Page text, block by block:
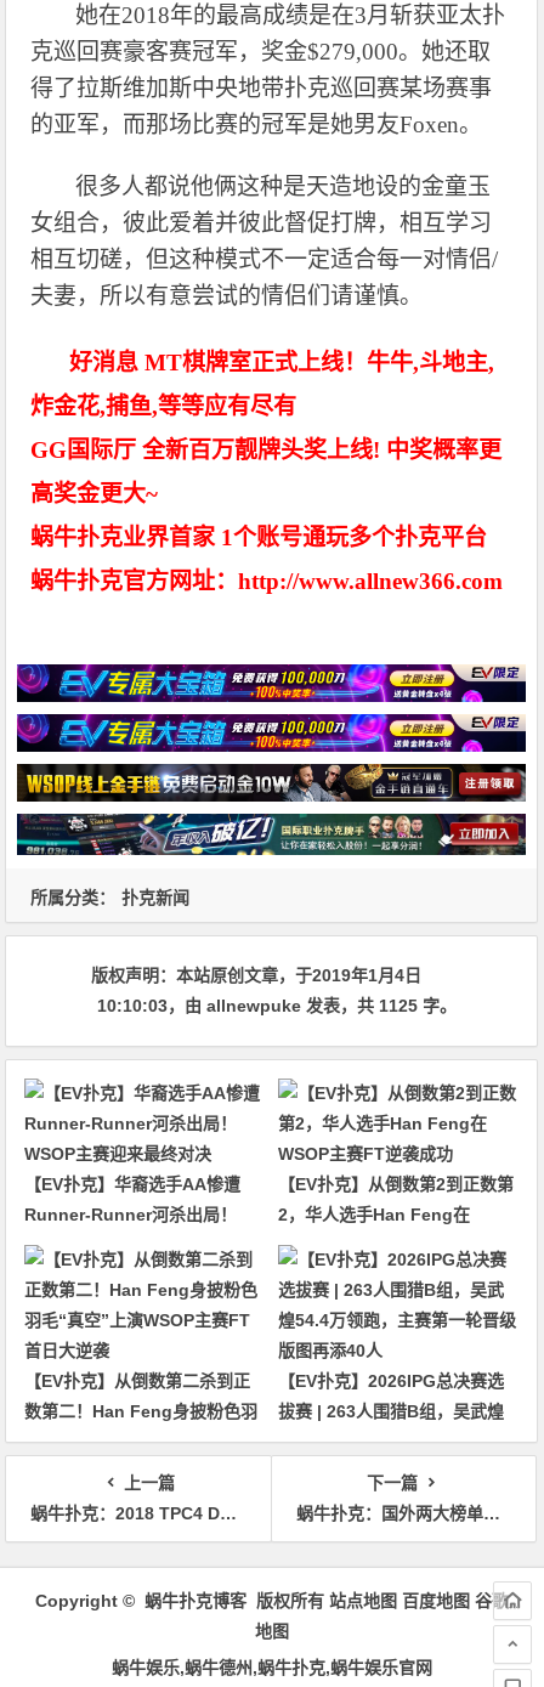
她在2018年的最高成绩是在3月斩获亚太扑
克巡回赛豪客赛冠军，奖金$279,000。她还取
得了拉斯维加斯中央地带扑克巡回赛某场赛事
的亚军，而那场比赛的冠军是她男友Foxen。
很多人都说他俩这种是天造地设的金童玉
女组合，彼此爱着并彼此督促打牌，相互学习
相互切磋，但这种模式不一定适合每一对情侣/
夫妻，所以有意尝试的情侣们请谨慎。
好消息 MT棋牌室正式上线！牛牛,斗地主,
炸金花,捕鱼,等等应有尽有
GG国际厅 全新百万靓牌头奖上线! 中奖概率更
高奖金更大~
蜗牛扑克业界首家 1个账号通玩多个扑克平台
蜗牛扑克官方网址：http://www.allnew366.com
所属分类： 扑克新闻
版权声明：本站原创文章，于2019年1月4日
10:10:03，由allnewpuke 发表，共 1125 字。
【EV扑克】华裔选手AA惨遭
Runner-Runner河杀出局！
WSOP主赛迎来最终对决
【EV扑克】从倒数第2到正数第
2，华人选手Han Feng在
WSOP主赛FT逆袭成功
【EV扑克】从倒数第二杀到正
数第二！Han Feng身披粉色羽
毛“真空”上演WSOP主赛FT首
【EV扑克】2026IPG总决赛选
拔赛 | 263人围猎B组，吴武煌
54.4万领跑，主赛第一轮晋级版
上一篇
蜗牛扑克：2018 TPC4 Day3｜主赛FT诞生 大师赛火爆依旧
下一篇
蜗牛扑克：国外两大榜单CardPlayer和GPI年度牌手揭晓
文
Copyright © 蜗牛扑克博客 版权所有 站点地图 百度地图 谷歌
地图
蜗牛娱乐,蜗牛德州,蜗牛扑克,蜗牛娱乐官网